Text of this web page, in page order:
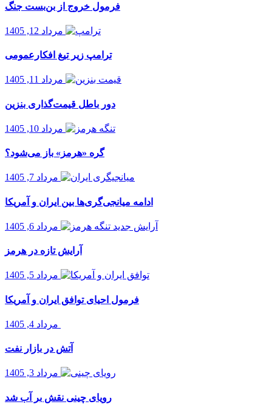
فرمول خروج از بن‌بست جنگ
مرداد 12, 1405
ترامپ زیر تیغ افکارعمومی
مرداد 11, 1405
دور باطل قیمت‌گذاری بنزین
مرداد 10, 1405
گره «هرمز» باز می‌شود؟
مرداد 7, 1405
ادامه میانجی‌گری‌ها بین ایران و آمریکا
مرداد 6, 1405
آرایش تازه در هرمز
مرداد 5, 1405
فرمول احیای توافق ایران و آمریکا
مرداد 4, 1405
آتش در بازار نفت
مرداد 3, 1405
رویای چینی نقش بر آب شد